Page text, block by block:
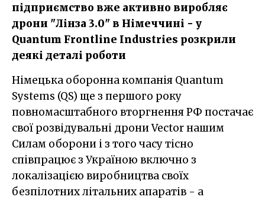
підприємство вже активно виробляє
дрони "Лінза 3.0" в Німеччині - у
Quantum Frontline Industries розкрили
деякі деталі роботи
Німецька оборонна компанія Quantum
Systems (QS) ще з першого року
повномасштабного вторгнення РФ постачає
свої розвідувальні дрони Vector нашим
Силам оборони і з того часу тісно
співпрацює з Україною включно з
локалізацією виробництва своїх
безпілотних літальних апаратів - а